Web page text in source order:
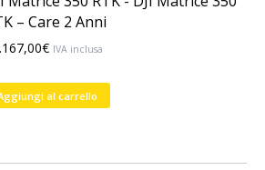
più
opzioni
possono
– Care 2 Anni
€ IVA inclusa
al carrello